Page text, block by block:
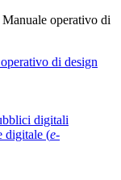
operativo di
di design
digitali
digitale (e-